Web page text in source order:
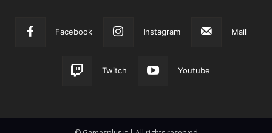
Facebook Instagram Mail
Twitch Youtube